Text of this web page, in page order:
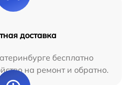
доставка
бесплатно
на ремонт и обратно.